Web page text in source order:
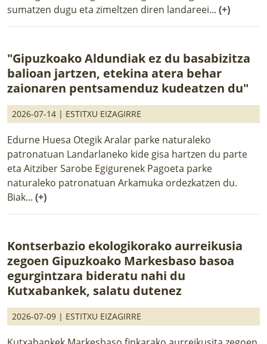
sumatzen dugu eta zimeltzen diren landareei... (+)
"Gipuzkoako Aldundiak ez du basabizitza
balioan jartzen, etekina atera behar
zaionaren pentsamenduz kudeatzen du"
2026-07-14 | ESTITXU EIZAGIRRE
Edurne Huesa Otegik Aralar parke naturaleko
patronatuan Landarlaneko kide gisa hartzen du parte
eta Aitziber Sarobe Egigurenek Pagoeta parke
naturaleko patronatuan Arkamuka ordezkatzen du.
Biak... (+)
Kontserbazio ekologikorako aurreikusia
zegoen Gipuzkoako Markesbaso basoa
egurgintzara bideratu nahi du
Kutxabankek, salatu dutenez
2026-07-09 | ESTITXU EIZAGIRRE